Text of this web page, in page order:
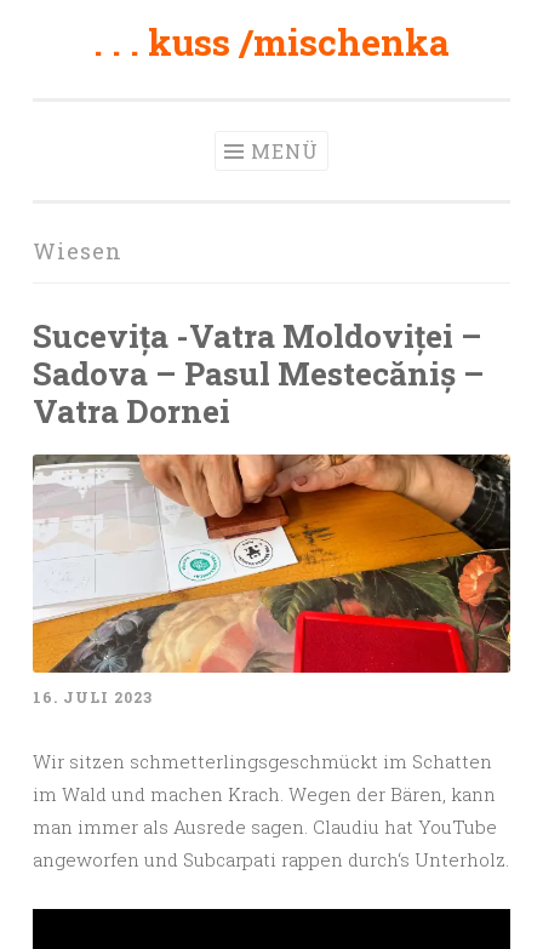
. . . kuss /mischenka
MENÜ
Wiesen
Sucevița -Vatra Moldoviței –
Sadova – Pasul Mestecăniș –
Vatra Dornei
16. JULI 2023
Wir sitzen schmetterlingsgeschmückt im Schatten
im Wald und machen Krach. Wegen der Bären, kann
man immer als Ausrede sagen. Claudiu hat YouTube
angeworfen und Subcarpati rappen durch‘s Unterholz.